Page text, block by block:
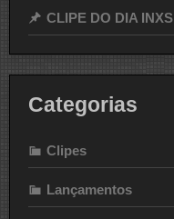
CLIPE DO DIA INXS
Categorias
Clipes
Lançamentos